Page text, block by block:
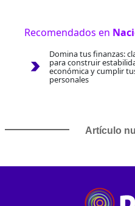
Recomendados en
Domina tus finanzas:
para construir
económica y cumplir
personales
Artículo